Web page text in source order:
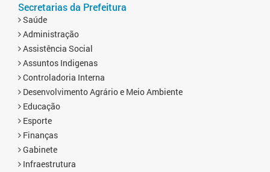
Secretarias da Prefeitura
Saúde
Administração
Assistência Social
Assuntos Indigenas
Controladoria Interna
Desenvolvimento Agrário e Meio Ambiente
Educação
Esporte
Finanças
Gabinete
Infraestrutura